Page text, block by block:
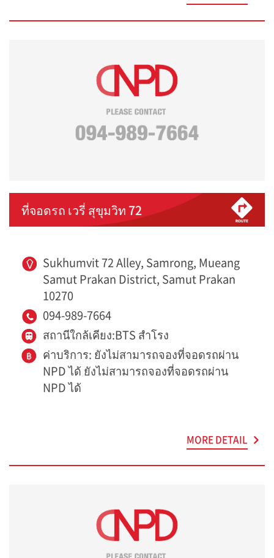
ที่จอดรถ เวรี่ สุขุมวิท 72
Sukhumvit 72 Alley, Samrong, Mueang
Samut Prakan District, Samut Prakan
10270
094-989-7664
สถานีใกล้เคียง:BTS สำโรง
ค่าบริการ: ยังไม่สามารถจองที่จอดรถผ่าน
NPD ได้ ยังไม่สามารถจองที่จอดรถผ่าน
NPD ได้
MORE DETAIL